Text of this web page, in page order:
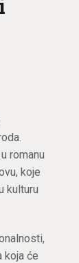
romanu
koje
kulturu
koja će